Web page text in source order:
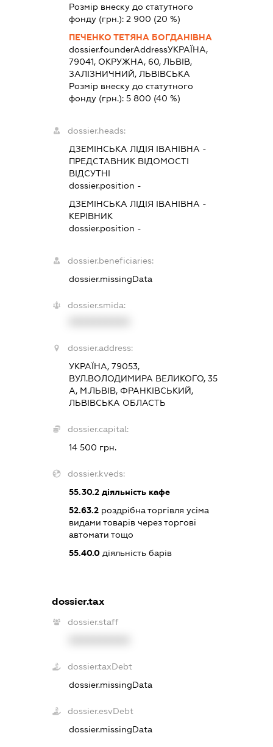
Розмір внеску до статутного
фонду (грн.): 2 900 (20 %)
ПЕЧЕНКО ТЕТЯНА БОГДАНІВНА
dossier.founderAddressУКРАЇНА,
79041, ОКРУЖНА, 60, ЛЬВІВ,
ЗАЛІЗНИЧНИЙ, ЛЬВІВСЬКА
Розмір внеску до статутного
фонду (грн.): 5 800 (40 %)
dossier.heads:
ДЗЕМІНСЬКА ЛІДІЯ ІВАНІВНА -
ПРЕДСТАВНИК ВІДОМОСТІ
ВІДСУТНІ
dossier.position -
ДЗЕМІНСЬКА ЛІДІЯ ІВАНІВНА -
КЕРІВНИК
dossier.position -
dossier.beneficiaries:
dossier.missingData
dossier.smida:
dossier.address:
УКРАЇНА, 79053,
ВУЛ.ВОЛОДИМИРА ВЕЛИКОГО, 35
А, М.ЛЬВІВ, ФРАНКІВСЬКИЙ,
ЛЬВІВСЬКА ОБЛАСТЬ
dossier.capital:
14 500 грн.
dossier.kveds:
55.30.2діяльність кафе
52.63.2роздрібна торгівля усіма
видами товарів через торгові
автомати тощо
55.40.0діяльність барів
dossier.tax
dossier.staff
dossier.taxDebt
dossier.missingData
dossier.esvDebt
dossier.missingData